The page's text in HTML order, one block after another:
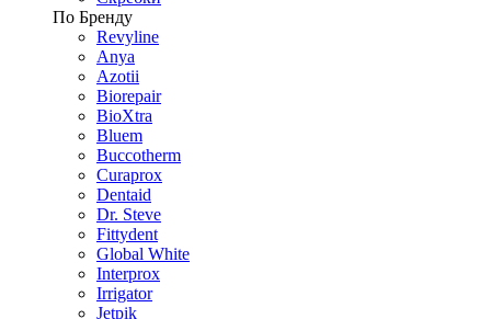
По Бренду
Revyline
Anya
Azotii
Biorepair
BioXtra
Bluem
Buccotherm
Curaprox
Dentaid
Dr. Steve
Fittydent
Global White
Interprox
Irrigator
Jetpik